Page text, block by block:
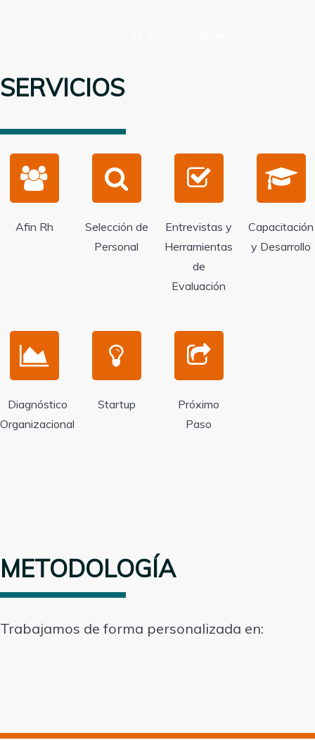
SERVICIOS
Afin Rh
Selección de
Personal
Entrevistas y
Herramientas
de
Evaluación
Capacitación
y Desarrollo
Diagnóstico
Organizacional
Startup
Próximo
Paso
METODOLOGÍA
Trabajamos de forma personalizada en: